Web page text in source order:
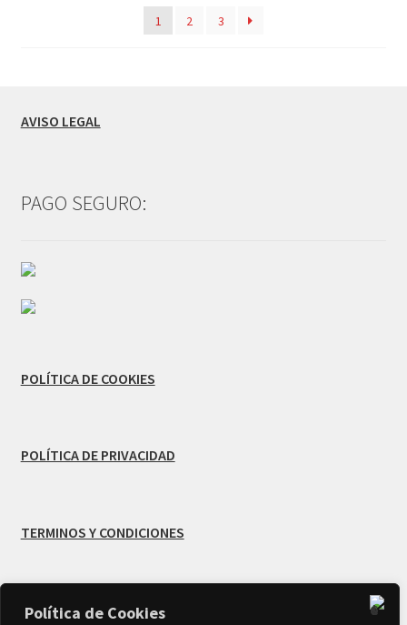
Política de Cookies
1 2 3
AVISO LEGAL
PAGO SEGURO:
POLÍTICA DE COOKIES
POLÍTICA DE PRIVACIDAD
TERMINOS Y CONDICIONES